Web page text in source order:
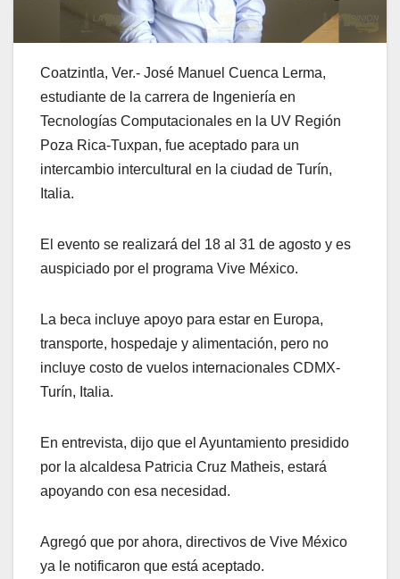
Coatzintla, Ver.- José Manuel Cuenca Lerma,
estudiante de la carrera de Ingeniería en
Tecnologías Computacionales en la UV Región
Poza Rica-Tuxpan, fue aceptado para un
intercambio intercultural en la ciudad de Turín,
Italia.
El evento se realizará del 18 al 31 de agosto y es
auspiciado por el programa Vive México.
La beca incluye apoyo para estar en Europa,
transporte, hospedaje y alimentación, pero no
incluye costo de vuelos internacionales CDMX-
Turín, Italia.
En entrevista, dijo que el Ayuntamiento presidido
por la alcaldesa Patricia Cruz Matheis, estará
apoyando con esa necesidad.
Agregó que por ahora, directivos de Vive México
ya le notificaron que está aceptado.